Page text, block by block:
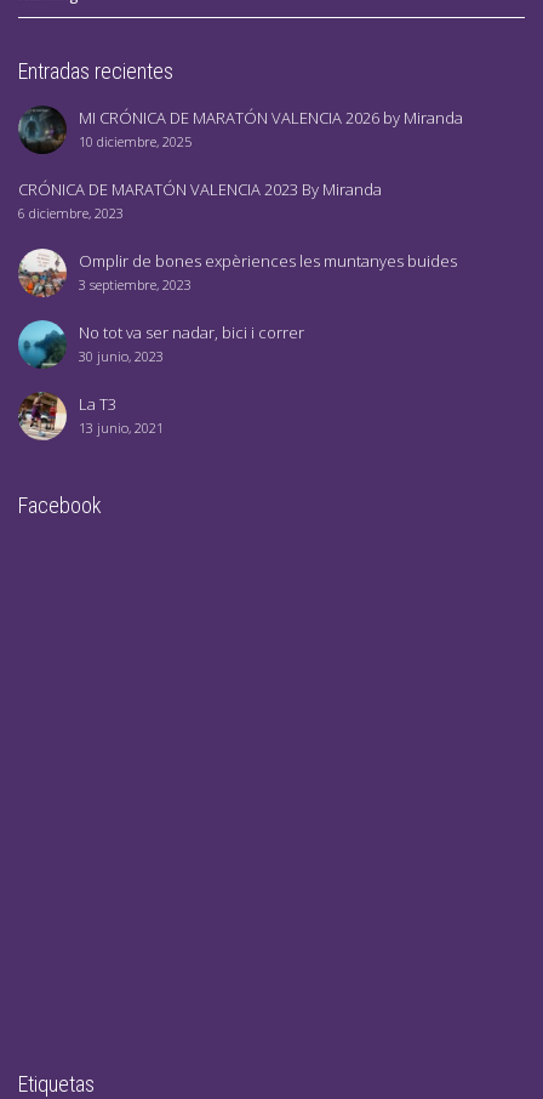
Entradas recientes
MI CRÓNICA DE MARATÓN VALENCIA 2026 by Miranda
10 diciembre, 2025
CRÓNICA DE MARATÓN VALENCIA 2023 By Miranda
6 diciembre, 2023
Omplir de bones expèriences les muntanyes buides
3 septiembre, 2023
No tot va ser nadar, bici i correr
30 junio, 2023
La T3
13 junio, 2021
Facebook
Etiquetas